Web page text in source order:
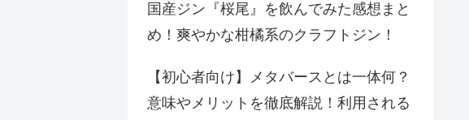
国産ジン『桜尾』を飲んでみた感想まと
め！爽やかな柑橘系のクラフトジン！
【初心者向け】メタバースとは一体何？
意味やメリットを徹底解説！利用される